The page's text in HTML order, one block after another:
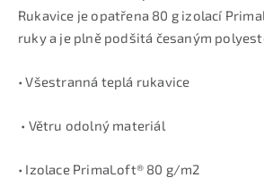
Rukavice je opatřena 80 g izolací
ruky a je plně podšitá česaným
• Všestranná teplá rukavice
• Větru odolný materiál
• Izolace PrimaLoft® 80 g/m2